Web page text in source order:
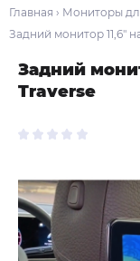
Главная › Мониторы
Задний монитор 11,6"
Задний
Traverse